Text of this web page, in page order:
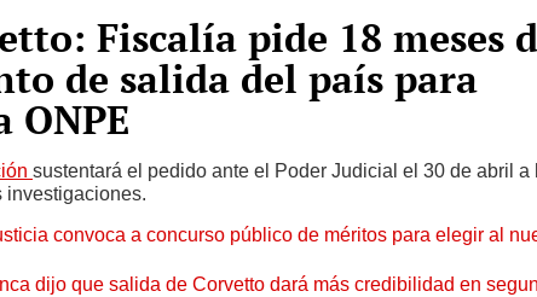
Fiscalía pide 18 meses
de salida del país para
ONPE
sustentará el pedido ante el Poder Judicial el 30 de abril a
investigaciones.
convoca a concurso público de méritos para elegir al
dijo que salida de Corvetto dará más credibilidad en